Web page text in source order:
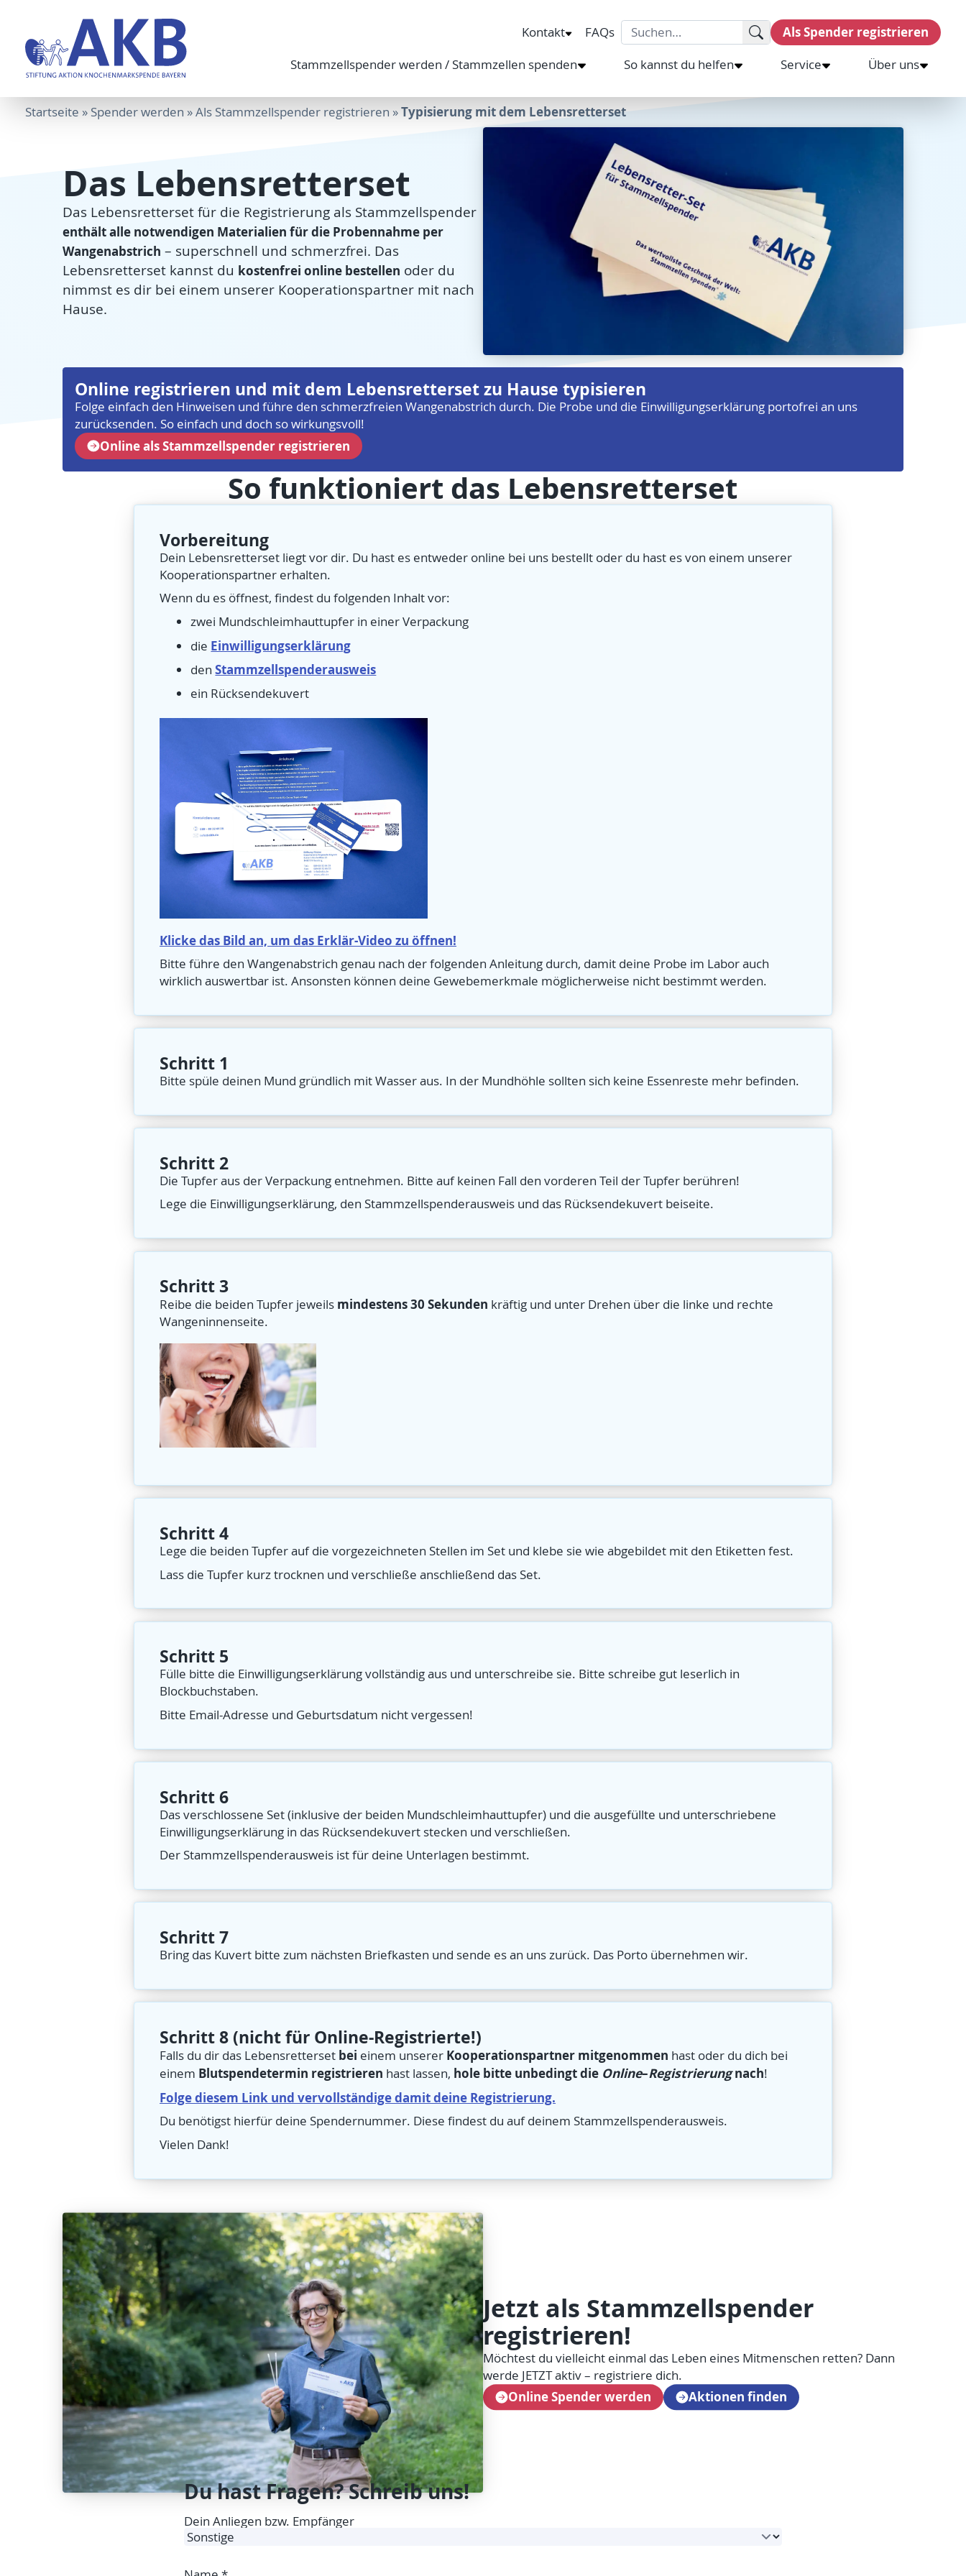
Kontakt FAQs Search for: Als Spender registrieren
Stammzellspender werden / Stammzellen spenden So kannst du helfen Service Über uns
Startseite » Spender werden »Als Stammzellspender registrieren »Typisierung mit dem Lebensretterset
Das Lebensretterset
Das Lebensretterset für die Registrierung als Stammzellspender
enthält alle notwendigen Materialien für die Probennahme per
Wangenabstrich – superschnell und schmerzfrei. Das
Lebensretterset kannst du kostenfrei online bestellen oder du
nimmst es dir bei einem unserer Kooperationspartner mit nach
Hause.
Online registrieren und mit dem Lebensretterset zu Hause typisieren
Folge einfach den Hinweisen und führe den schmerzfreien Wangenabstrich durch. Die Probe und die Einwilligungserklärung portofrei an uns
zurücksenden. So einfach und doch so wirkungsvoll!
Online als Stammzellspender registrieren
So funktioniert das Lebensretterset
Vorbereitung
Dein Lebensretterset liegt vor dir. Du hast es entweder online bei uns bestellt oder du hast es von einem unserer
Kooperationspartner erhalten.
Wenn du es öffnest, findest du folgenden Inhalt vor:
zwei Mundschleimhauttupfer in einer Verpackung
die Einwilligungserklärung
denStammzellspenderausweis
ein Rücksendekuvert
Klicke das Bild an, um das Erklär-Video zu öffnen!
Bitte führe den Wangenabstrich genau nach der folgenden Anleitung durch, damit deine Probe im Labor auch
wirklich auswertbar ist. Ansonsten können deine Gewebemerkmale möglicherweise nicht bestimmt werden.
Schritt 1
Bitte spüle deinen Mund gründlich mit Wasser aus. In der Mundhöhle sollten sich keine Essenreste mehr befinden.
Schritt 2
Die Tupfer aus der Verpackung entnehmen. Bitte auf keinen Fall den vorderen Teil der Tupfer berühren!
Lege die Einwilligungserklärung, den Stammzellspenderausweis und das Rücksendekuvert beiseite.
Schritt 3
Reibe die beiden Tupfer jeweils mindestens 30 Sekunden kräftig und unter Drehen über die linke und rechte
Wangeninnenseite.
Schritt 4
Lege die beiden Tupfer auf die vorgezeichneten Stellen im Set und klebe sie wie abgebildet mit den Etiketten fest.
Lass die Tupfer kurz trocknen und verschließe anschließend das Set.
Schritt 5
Fülle bitte die Einwilligungserklärung vollständig aus und unterschreibe sie. Bitte schreibe gut leserlich in
Blockbuchstaben.
Bitte Email-Adresse und Geburtsdatum nicht vergessen!
Schritt 6
Das verschlossene Set (inklusive der beiden Mundschleimhauttupfer) und die ausgefüllte und unterschriebene
Einwilligungserklärung in das Rücksendekuvert stecken und verschließen.
Der Stammzellspenderausweis ist für deine Unterlagen bestimmt.
Schritt 7
Bring das Kuvert bitte zum nächsten Briefkasten und sende es an uns zurück. Das Porto übernehmen wir.
Schritt 8 (nicht für Online-Registrierte!)
Falls du dir das Lebensretterset bei einem unserer Kooperationspartner mitgenommen hast oder du dich bei
einem Blutspendetermin registrieren hast lassen, hole bitte unbedingt die Online–Registrierungnach!
Folge diesem Link und vervollständige damit deine Registrierung.
Du benötigst hierfür deine Spendernummer. Diese findest du auf deinem Stammzellspenderausweis.
Vielen Dank!
Jetzt als Stammzellspender
registrieren!
Möchtest du vielleicht einmal das Leben eines Mitmenschen retten? Dann
werde JETZT aktiv – registriere dich.
Online Spender werden Aktionen finden
Du hast Fragen? Schreib uns!
Dein Anliegen bzw. Empfänger